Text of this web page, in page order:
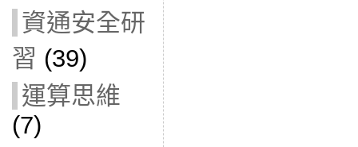
資通安全研
習 (39)
運算思維
(7)